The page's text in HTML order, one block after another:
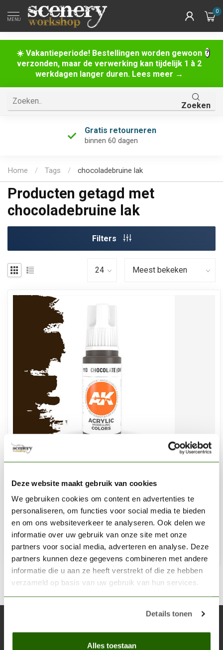
Deze website maakt gebruik van cookies
We gebruiken cookies om content en advertenties te
personaliseren, om functies voor social media te bieden
en om ons websiteverkeer te analyseren. Ook delen we
informatie over uw gebruik van onze site met onze
partners voor social media, adverteren en analyse. Deze
partners kunnen deze gegevens combineren met andere
informatie die u aan ze heeft verstrekt of die ze hebben
verzameld op basis van uw gebruik van hun services.
Details tonen
Alles toestaan
☀️ Vakantieperiode! Bestellingen worden gewoon
verzonden, maar de verwerking kan tijdelijk 1 à 2
werkdagen langer duren. Lees meer →
MENU
0
Zoeken
Gratis retourneren
binnen 60 dagen
Home / Tags / chocoladebruine lak
Producten getagd met
chocoladebruine lak
Filters
Chocolate (Chipping) Acrylic Modelling Colors - 17ml -
AK11113
€2,75
Op voorraad